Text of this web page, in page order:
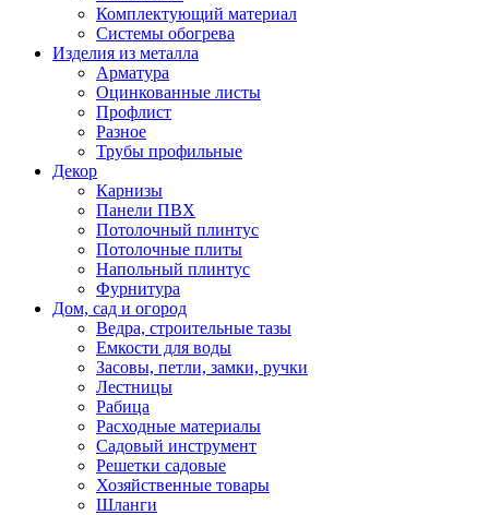
Комплектующий материал
Системы обогрева
Изделия из металла
Арматура
Оцинкованные листы
Профлист
Разное
Трубы профильные
Декор
Карнизы
Панели ПВХ
Потолочный плинтус
Потолочные плиты
Напольный плинтус
Фурнитура
Дом, сад и огород
Ведра, строительные тазы
Емкости для воды
Засовы, петли, замки, ручки
Лестницы
Рабица
Расходные материалы
Садовый инструмент
Решетки садовые
Хозяйственные товары
Шланги